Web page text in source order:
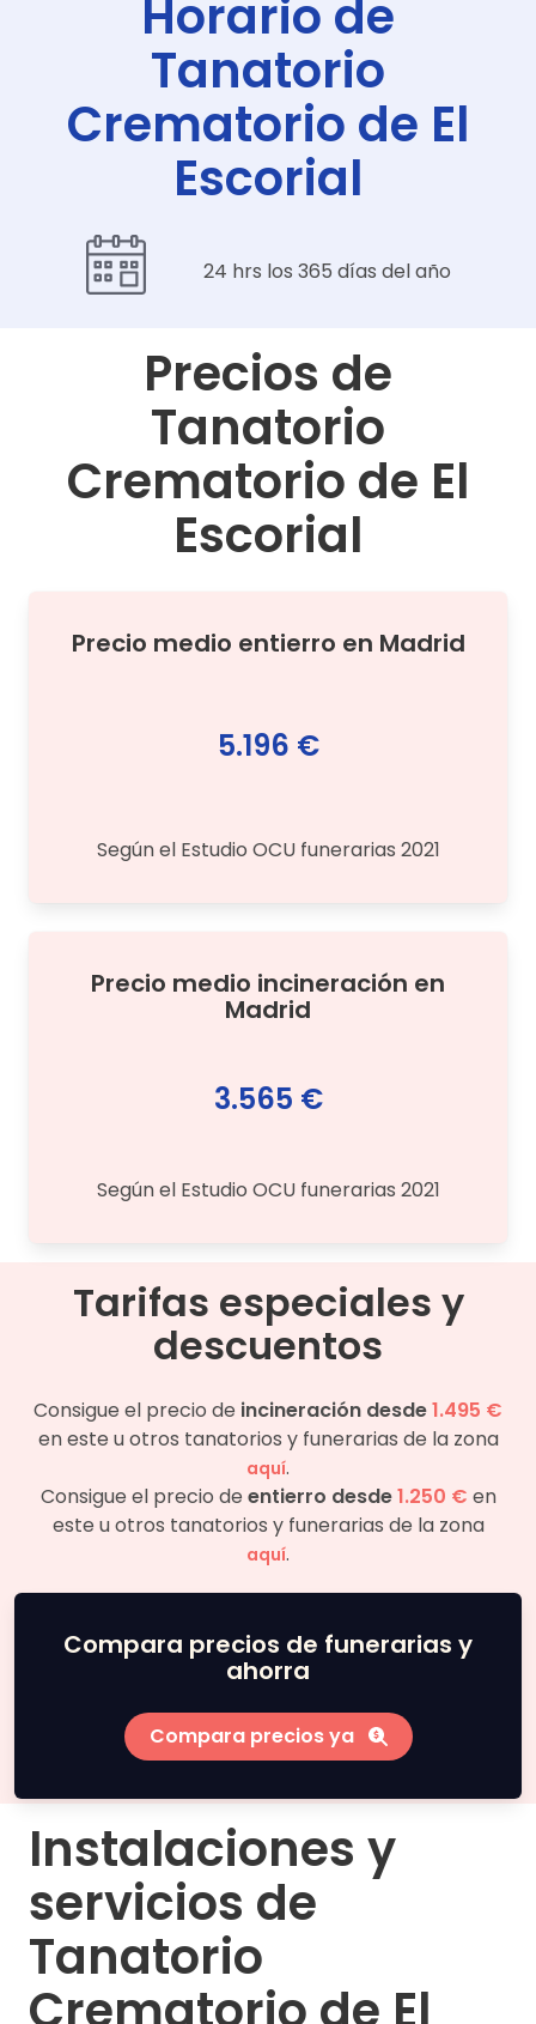
Horario de
Tanatorio
Crematorio de El
Escorial
24 hrs los 365 días del año
Precios de
Tanatorio
Crematorio de El
Escorial
Precio medio entierro en Madrid
5.196 €
Según el Estudio OCU funerarias 2021
Precio medio incineración en
Madrid
3.565 €
Según el Estudio OCU funerarias 2021
Tarifas especiales y
descuentos
Consigue el precio de incineración desde1.495 €
en este u otros tanatorios y funerarias de la zona
aquí.
Consigue el precio de entierro desde1.250 € en
este u otros tanatorios y funerarias de la zona
aquí.
Compara precios de funerarias y
ahorra
Compara precios ya
Instalaciones y
servicios de
Tanatorio